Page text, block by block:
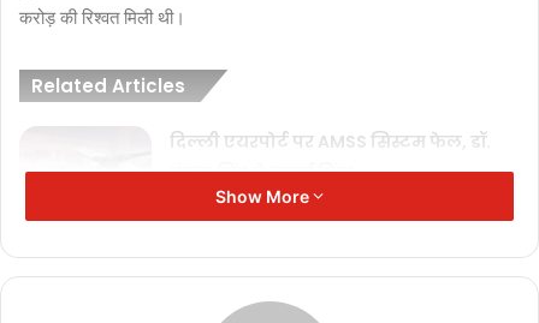
करोड़ की रिश्वत मिली थी।
Related Articles
दिल्ली एयरपोर्ट पर AMSS सिस्टम फेल, डॉ.
वंदना सिंह ने जताई चिंता
November 8, 2025
बीएसएल ग्लोबल आउटरीच समिट-2025 में
August 1, 2025
Show More